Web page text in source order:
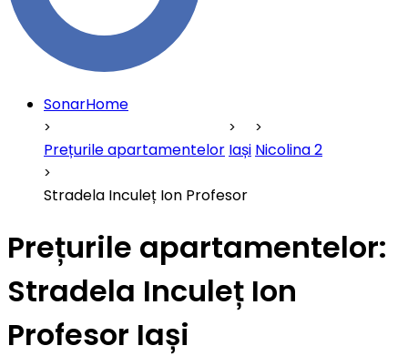
SonarHome
Prețurile apartamentelor Iași Nicolina 2
Stradela Inculeț Ion Profesor
Prețurile apartamentelor:
Stradela Inculeț Ion
Profesor Iași